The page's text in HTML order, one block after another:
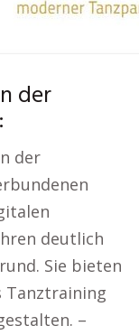
der
der
deutlich
Sie bieten
Tanztraining
–